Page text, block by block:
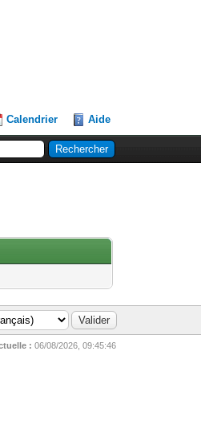
Calendrier Aide
: 06/08/2026, 09:45:46